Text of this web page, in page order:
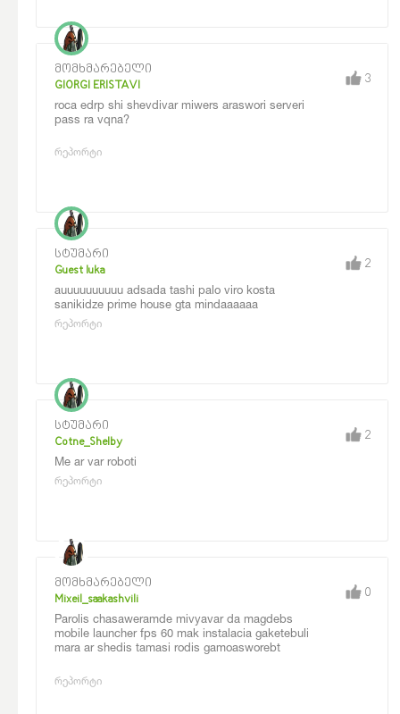
მომხმარებელი
GIORGI ERISTAVI
roca edrp shi shevdivar miwers araswori serveri
pass ra vqna?
რეპორტი
3
სტუმარი
Guest luka
auuuuuuuuuu adsada tashi palo viro kosta
sanikidze prime house gta mindaaaaaa
რეპორტი
2
სტუმარი
Cotne_Shelby
Me ar var roboti
რეპორტი
2
მომხმარებელი
Mixeil_saakashvili
Parolis chasaweramde mivyavar da magdebs
mobile launcher fps 60 mak instalacia gaketebuli
mara ar shedis tamasi rodis gamoasworebt
რეპორტი
0